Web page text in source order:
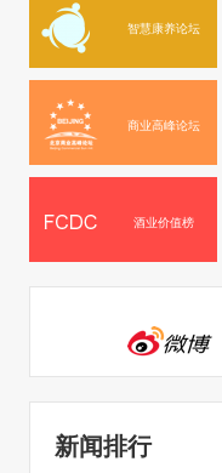
智慧康养论坛
商业高峰论坛
酒业价值榜
新闻排行